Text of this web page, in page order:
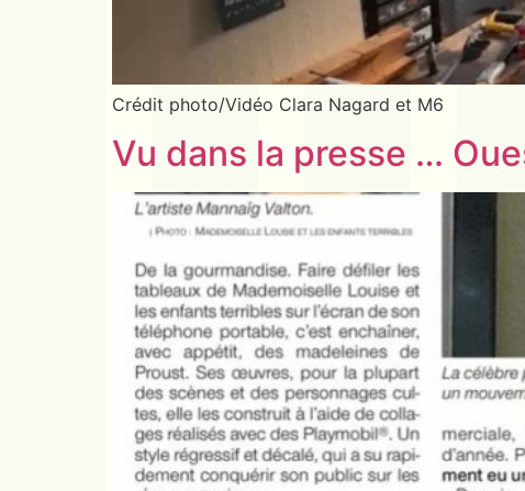
Crédit photo/Vidéo Clara Nagard et M6
Vu dans la presse …